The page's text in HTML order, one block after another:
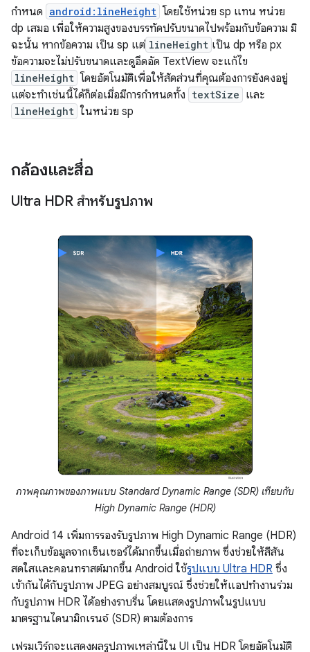
กำหนด android:lineHeight โดยใช้หน่วย sp แทน หน่วย
dp เสมอ เพื่อให้ความสูงของบรรทัดปรับขนาดไปพร้อมกับข้อความ มิ
ฉะนั้น หากข้อความ เป็น sp แต่ lineHeight เป็น dp หรือ px
ข้อความจะไม่ปรับขนาดและดูอึดอัด TextView จะแก้ไข
lineHeight โดยอัตโนมัติเพื่อให้สัดส่วนที่คุณต้องการยังคงอยู่
แต่จะทำเช่นนี้ได้ก็ต่อเมื่อมีการกำหนดทั้ง textSize และ
lineHeight ในหน่วย sp
กล้องและสื่อ
Ultra HDR สำหรับรูปภาพ
ภาพคุณภาพของภาพแบบ Standard Dynamic Range (SDR) เทียบกับ
High Dynamic Range (HDR)
Android 14 เพิ่มการรองรับรูปภาพ High Dynamic Range (HDR)
ที่จะเก็บข้อมูลจากเซ็นเซอร์ได้มากขึ้นเมื่อถ่ายภาพ ซึ่งช่วยให้สีสัน
สดใสและคอนทราสต์มากขึ้น Android ใช้รูปแบบ Ultra HDR ซึ่ง
เข้ากันได้กับรูปภาพ JPEG อย่างสมบูรณ์ ซึ่งช่วยให้แอปทำงานร่วม
กับรูปภาพ HDR ได้อย่างราบรื่น โดยแสดงรูปภาพในรูปแบบ
มาตรฐานไดนามิกเรนจ์ (SDR) ตามต้องการ
เฟรมเวิร์กจะแสดงผลรูปภาพเหล่านี้ใน UI เป็น HDR โดยอัตโนมัติ